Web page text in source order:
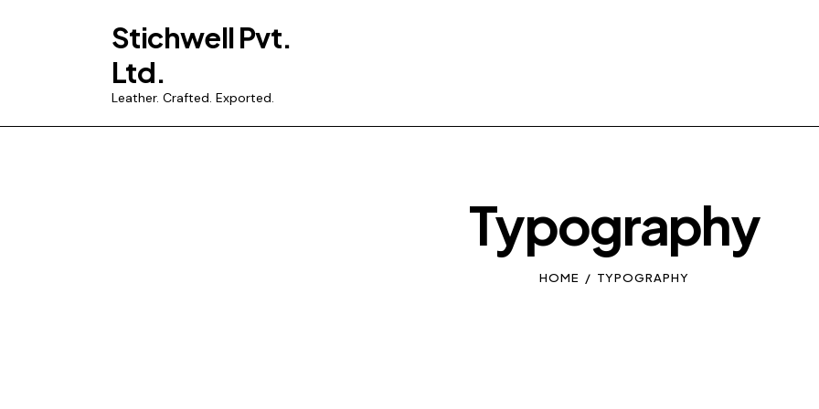
Stichwell Pvt.
Ltd.
Leather. Crafted. Exported.
Typography
HOME TYPOGRAPHY